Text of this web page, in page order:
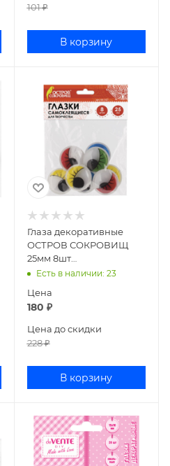
101₽
В корзину
Глаза декоративные
ОСТРОВ СОКРОВИЩ
25мм 8шт
самоклеящиеся цветные
Есть в наличии: 23
Цена
180 ₽
Цена до скидки
228₽
В корзину